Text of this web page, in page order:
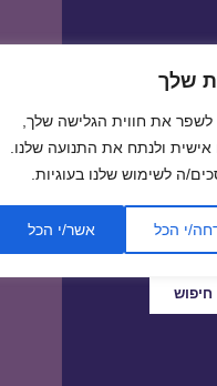
שלך
לשפר את חווית הגלישה שלך,
ולנתח את התנועה שלנו.
ה לשימוש שלנו בעוגיות.
י הכל אשר/י הכל
חיפוש